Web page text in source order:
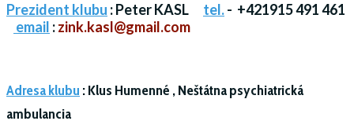
Prezident klubu : Peter KASL tel.- +421915 491 461
email :zink.kasl@gmail.com
Adresa klubu :Klus Humenné ,Neštátna psychiatrická
ambulancia